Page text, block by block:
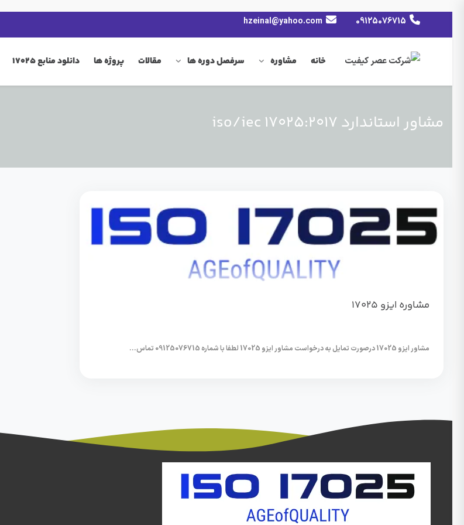
09125076715
hzeinal@yahoo.com
خانه مشاوره سرفصل دوره ها مقالات پروژه ها دانلود منابع 17025
مشاور استاندارد iso/iec 17025:2017
مشاوره ایزو 17025
مشاور ایزو 17025 درصورت تمایل به درخواست مشاور ایزو 17025 لطفا با شماره 09125076715 تماس...